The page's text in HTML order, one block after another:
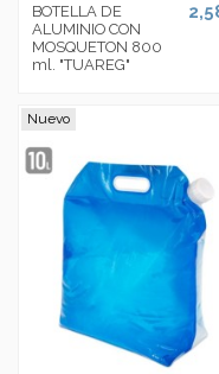
BOTELLA DE
ALUMINIO CON
MOSQUETON 800
ml. "TUAREG"
Nuevo